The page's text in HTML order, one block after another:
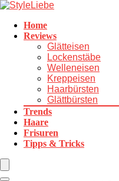
Home
Reviews
Glätteisen
Lockenstäbe
Welleneisen
Kreppeisen
Haarbürsten
Glättbürsten
Trends
Haare
Frisuren
Tipps & Tricks